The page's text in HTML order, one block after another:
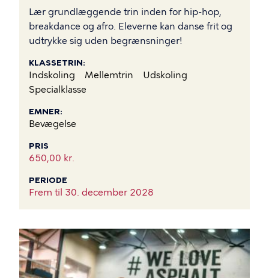
Lær grundlæggende trin inden for hip-hop,
breakdance og afro. Eleverne kan danse frit og
udtrykke sig uden begrænsninger!
KLASSETRIN
Indskoling Mellemtrin
Udskoling
Specialklasse
EMNER
Bevægelse
PRIS
650,00 kr.
PERIODE
Frem til 30. december 2028